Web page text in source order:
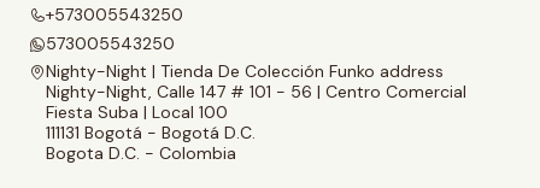
+573005543250
573005543250
Nighty-Night | Tienda De Colección Funko address
Nighty-Night, Calle 147 # 101 - 56 | Centro Comercial
Fiesta Suba | Local 100
111131 Bogotá - Bogotá D.C.
Bogota D.C. - Colombia